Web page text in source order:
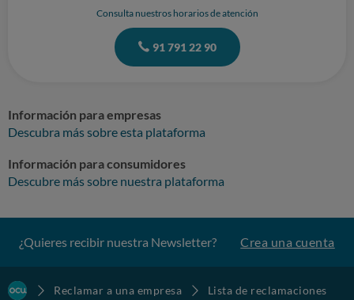
Consulta nuestros horarios de atención
91 791 22 90
Información para empresas
Descubra más sobre esta plataforma
Información para consumidores
Descubre más sobre nuestra plataforma
¿Quieres recibir nuestra Newsletter? Crea una cuenta
Reclamar a una empresa
Lista de reclamaciones